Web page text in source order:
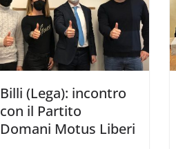
Billi (Lega): incontro
con il Partito
Domani Motus Liberi